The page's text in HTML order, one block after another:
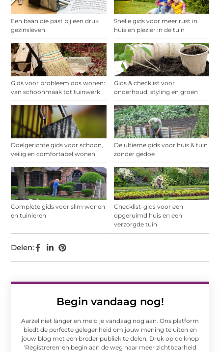
Een baan die past bij een druk
gezinsleven
Snelle gids voor meer rust in
huis en plezier in de tuin
Gids voor probleemloos wonen:
van schoonmaak tot tuinwerk
Gids & checklist voor
onderhoud, styling en groen
Doelgerichte gids voor schoon,
veilig en comfortabel wonen
De ultieme gids voor huis & tuin
zonder gedoe
Complete gids voor slim wonen
en tuinieren
Checklist-gids voor een
opgeruimd huis en een
verzorgde tuin
Begin vandaag nog!
Aarzel niet langer en meld je vandaag nog aan. Ons platform
biedt de perfecte gelegenheid om jouw mening te uiten en
jouw blog met een breder publiek te delen. Druk op de knop
'Registreren' en begin aan de weg naar meer zichtbaarheid
Delen: